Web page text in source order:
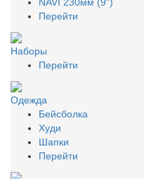
Перейти
Наборы
Перейти
Одежда
Бейсболка
Худи
Шапки
Перейти